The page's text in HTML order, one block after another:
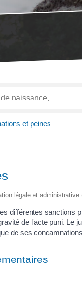
et peines
légale et
différentes sanctions
de l'acte puni. Le
de ses